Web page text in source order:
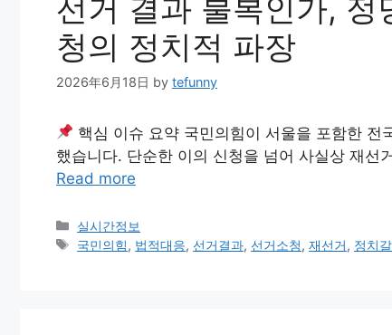
선거 결과 불복인가, 정
청의 정치적 파장
2026年6月18日 by tefunny
핵심 이슈 요약 국민의힘이 서울을 포함한 전
했습니다. 단순한 이의 신청을 넘어 사실상 재
Read more
Categories
실시간정보
Tags
국민의힘, 법적대응,선거결과,선거소청,재선거, 정치